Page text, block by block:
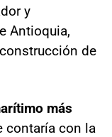
y
Antioquia,
de
más
contaría con la